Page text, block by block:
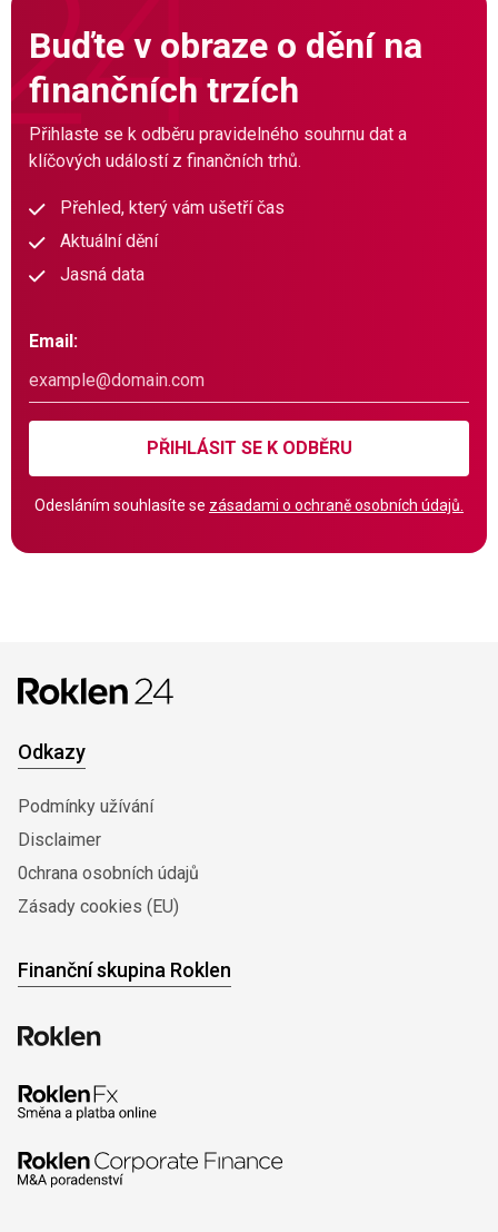
Buďte v obraze o dění na
finančních trzích
Přihlaste se k odběru pravidelného souhrnu dat a
klíčových událostí z finančních trhů.
Přehled, který vám ušetří čas
Aktuální dění
Jasná data
Email:
PŘIHLÁSIT SE K ODBĚRU
Odesláním souhlasíte se zásadami o ochraně osobních údajů.
Odkazy
Podmínky užívání
Disclaimer
0chrana osobních údajů
Zásady cookies (EU)
Finanční skupina Roklen